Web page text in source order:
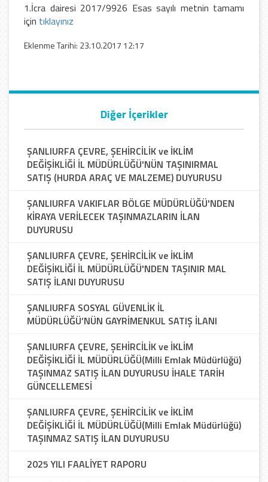
1.İcra dairesi 2017/9926 Esas sayılı metnin tamamı
için tıklayınız
Eklenme Tarihi: 23.10.2017 12:17
Diğer İçerikler
ŞANLIURFA ÇEVRE, ŞEHİRCİLİK ve İKLİM
DEĞİŞİKLİĞİ İL MÜDÜRLÜĞÜ'NÜN TAŞINIRMAL
SATIŞ (HURDA ARAÇ VE MALZEME) DUYURUSU
ŞANLIURFA VAKIFLAR BÖLGE MÜDÜRLÜĞÜ'NDEN
KİRAYA VERİLECEK TAŞINMAZLARIN İLAN
DUYURUSU
ŞANLIURFA ÇEVRE, ŞEHİRCİLİK ve İKLİM
DEĞİŞİKLİĞİ İL MÜDÜRLÜĞÜ'NDEN TAŞINIR MAL
SATIŞ İLANI DUYURUSU
ŞANLIURFA SOSYAL GÜVENLİK İL
MÜDÜRLÜĞÜ’NÜN GAYRİMENKUL SATIŞ İLANI
ŞANLIURFA ÇEVRE, ŞEHİRCİLİK ve İKLİM
DEĞİŞİKLİĞİ İL MÜDÜRLÜĞÜ(Milli Emlak Müdürlüğü)
TAŞINMAZ SATIŞ İLAN DUYURUSU İHALE TARİH
GÜNCELLEMESİ
ŞANLIURFA ÇEVRE, ŞEHİRCİLİK ve İKLİM
DEĞİŞİKLİĞİ İL MÜDÜRLÜĞÜ(Milli Emlak Müdürlüğü)
TAŞINMAZ SATIŞ İLAN DUYURUSU
2025 YILI FAALİYET RAPORU